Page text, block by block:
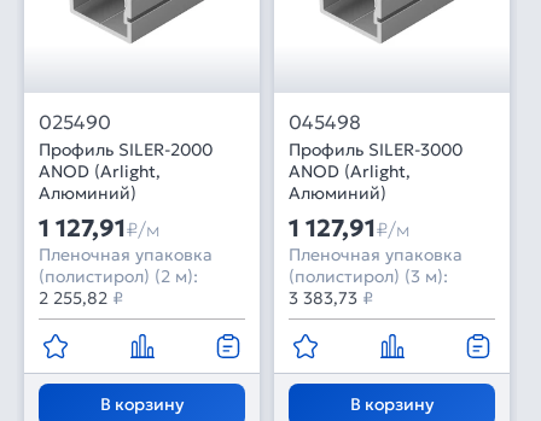
025490
Профиль SILER-2000
ANOD (Arlight,
Алюминий)
1 127,91₽/м
Пленочная упаковка
(полистирол) (2 м):
2 255,82 ₽
В корзину
045498
Профиль SILER-3000
ANOD (Arlight,
Алюминий)
1 127,91₽/м
Пленочная упаковка
(полистирол) (3 м):
3 383,73 ₽
В корзину